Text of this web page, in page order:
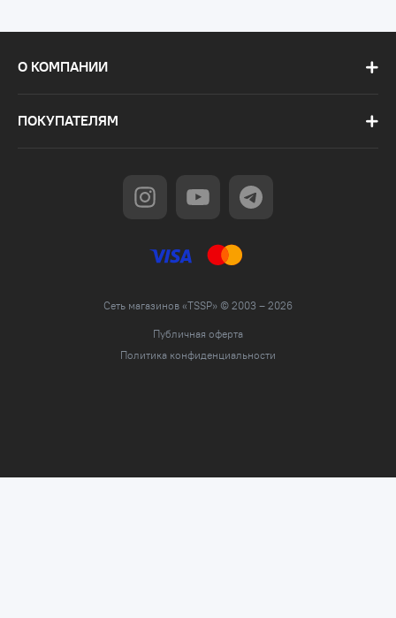
О КОМПАНИИ
ПОКУПАТЕЛЯМ
Сеть магазинов «TSSP» © 2003 – 2026
Публичная оферта
Политика конфиденциальности